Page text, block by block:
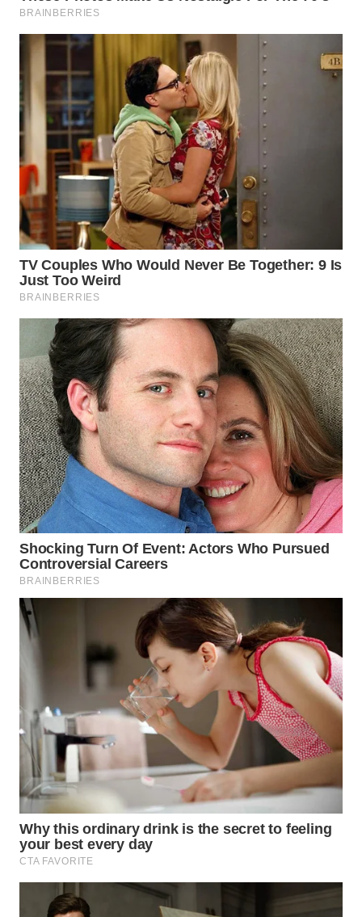
WN
SIMALUNGUN
WN
LABUHANBATU
TAPANULI
TENGAH
WN DELI
SERDANG
WN
TEBING
WN
PAKPAK
WN
KARAWANG
WN
BEKASI
WN
BOGOR
DEPOK
WN
SAMOSIR
WN
PADANG
LAWAS
WN
SUMEDANG